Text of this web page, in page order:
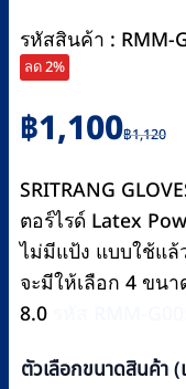
รหัสสินค้า : RMM-
ลด 2%
฿1,120
Original
price
was:
฿1,120.
฿1,100
Current
price
is:
฿1,100.
SRITRANG
ตอร์ไรด์ Latex
ไม่มีแป้ง แบบใช้แล้
จะมีให้เลือก 4 ขนา
8.0
ตัวเลือกขนาดสินค้า (